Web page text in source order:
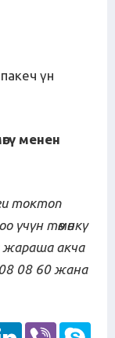
үн
менен
токтоп
үчүн төмөнкү
жараша акча
08 60 жана